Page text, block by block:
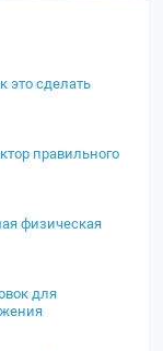
это сделать
правильного
физическая
для